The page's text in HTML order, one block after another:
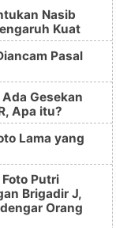
Nasib
Kuat
Pasal
Gesekan
Apa itu?
Lama yang
Putri
Brigadir J,
Orang